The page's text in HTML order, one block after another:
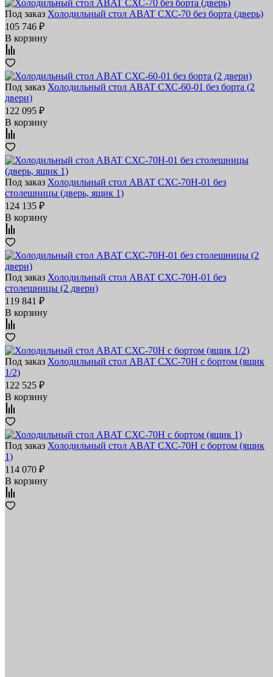
Под заказ Холодильный стол ABAT СХС-70 без борта (дверь)
105 746 ₽
В корзину
Под заказ Холодильный стол ABAT СХС-60-01 без борта (2
двери)
122 095 ₽
В корзину
Под заказ Холодильный стол ABAT СХС-70Н-01 без
столешницы (дверь, ящик 1)
124 135 ₽
В корзину
Под заказ Холодильный стол ABAT СХС-70Н-01 без
столешницы (2 двери)
119 841 ₽
В корзину
Под заказ Холодильный стол ABAT СХС-70Н с бортом (ящик
1/2)
122 525 ₽
В корзину
Под заказ Холодильный стол ABAT СХС-70Н с бортом (ящик
1)
114 070 ₽
В корзину